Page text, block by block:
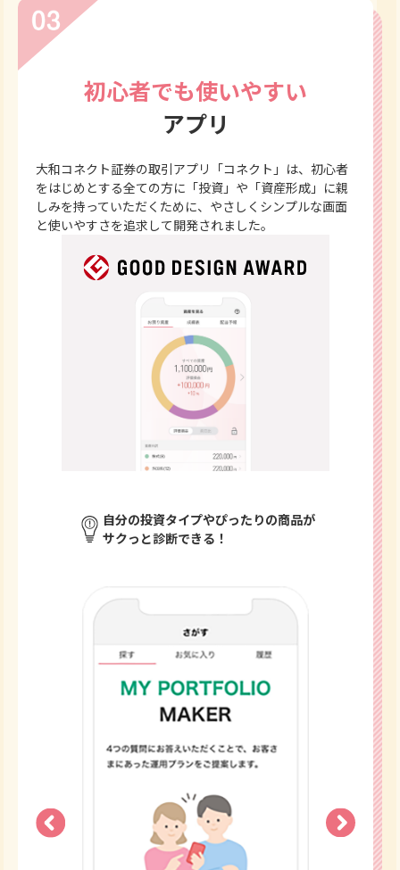
初心者でも使いやすい
アプリ
大和コネクト証券の取引アプリ「コネクト」は、初心者
をはじめとする全ての方に「投資」や「資産形成」に親
しみを持っていただくために、やさしくシンプルな画面
と使いやすさを追求して開発されました。
自分の投資タイプやぴったりの商品が
サクっと診断できる！